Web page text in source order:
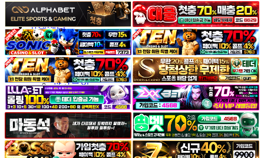
야썰
고객센터
공지&이벤트
공지
1:1문의
광고문의